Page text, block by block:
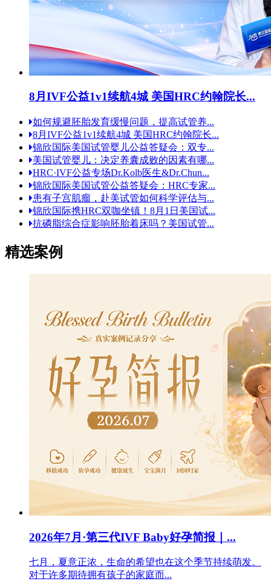
8月IVF公益1v1续航4城 美国HRC约翰院长...
如何规避胚胎发育缓慢问题，提高试管养...
8月IVF公益1v1续航4城 美国HRC约翰院长...
锦欣国际美国试管婴儿公益答疑会：双专...
美国试管婴儿：决定养囊成败的因素有哪...
HRC·IVF公益专场Dr.Kolb医生&Dr.Chun...
锦欣国际美国试管公益答疑会：HRC专家...
患有子宫肌瘤，赴美试管如何科学评估与...
锦欣国际携HRC双咖坐镇！8月1日美国试...
抗磷脂综合症影响胚胎着床吗？美国试管...
精选案例
2026年7月·第三代IVF Baby好孕简报｜...
七月，夏意正浓，生命的希望也在这个季节持续萌发。
对于许多期待拥有孩子的家庭而...